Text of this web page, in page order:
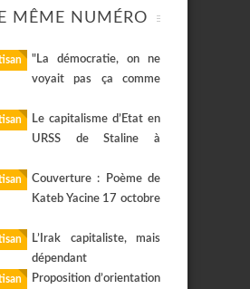
MÊME NUMÉRO
"La démocratie, on ne
voyait pas ça comme
Le capitalisme d’Etat en
URSS de Staline à
Couverture : Poème de
Kateb Yacine 17 octobre
L’Irak capitaliste, mais
dépendant
Proposition d’orientation